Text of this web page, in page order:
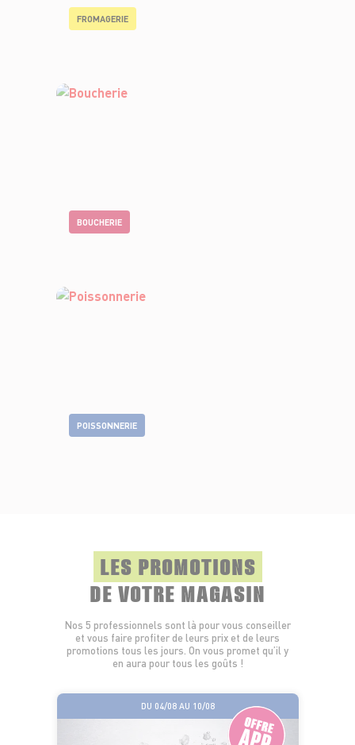
FROMAGERIE
BOUCHERIE
POISSONNERIE
LES PROMOTIONS
DE VOTRE MAGASIN
Nos 5 professionnels sont là pour vous conseiller
et vous faire profiter de leurs prix et de leurs
promotions tous les jours. On vous promet qu’il y
en aura pour tous les goûts !
DU 04/08 AU 10/08